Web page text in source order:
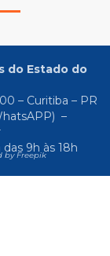
do Estado do
– Curitiba – PR
–
9h às 18h
by Freepik